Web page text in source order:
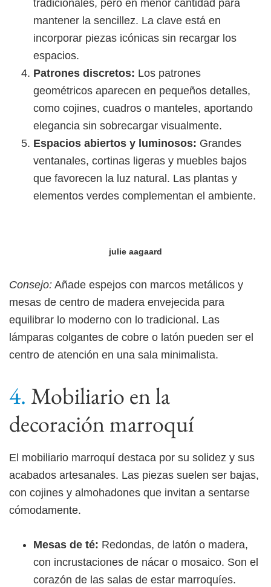
tradicionales, pero en menor cantidad para
mantener la sencillez. La clave está en
incorporar piezas icónicas sin recargar los
espacios.
Patrones discretos: Los patrones
geométricos aparecen en pequeños detalles,
como cojines, cuadros o manteles, aportando
elegancia sin sobrecargar visualmente.
Espacios abiertos y luminosos: Grandes
ventanales, cortinas ligeras y muebles bajos
que favorecen la luz natural. Las plantas y
elementos verdes complementan el ambiente.
julie aagaard
Consejo: Añade espejos con marcos metálicos y
mesas de centro de madera envejecida para
equilibrar lo moderno con lo tradicional. Las
lámparas colgantes de cobre o latón pueden ser el
centro de atención en una sala minimalista.
Mobiliario en la
decoración marroquí
El mobiliario marroquí destaca por su solidez y sus
acabados artesanales. Las piezas suelen ser bajas,
con cojines y almohadones que invitan a sentarse
cómodamente.
Mesas de té: Redondas, de latón o madera,
con incrustaciones de nácar o mosaico. Son el
corazón de las salas de estar marroquíes.